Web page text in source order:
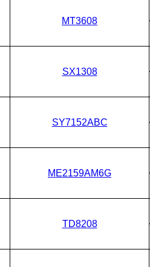
MT3608
SX1308
SY7152ABC
ME2159AM6G
TD8208